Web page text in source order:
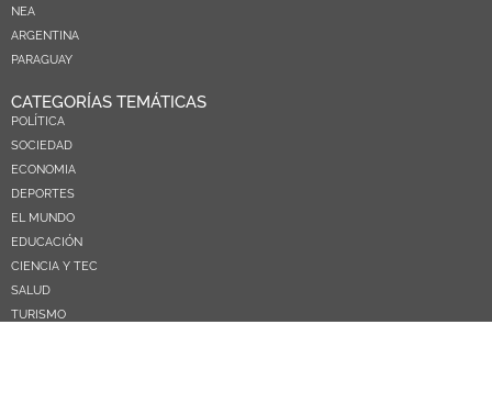
NEA
ARGENTINA
PARAGUAY
CATEGORÍAS TEMÁTICAS
POLÍTICA
SOCIEDAD
ECONOMIA
DEPORTES
EL MUNDO
EDUCACIÓN
CIENCIA Y TEC
SALUD
TURISMO